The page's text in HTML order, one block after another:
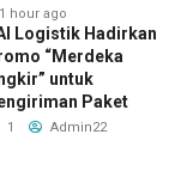
1 hour ago
Logistik Hadirkan
“Merdeka
untuk
Paket
1 Admin22